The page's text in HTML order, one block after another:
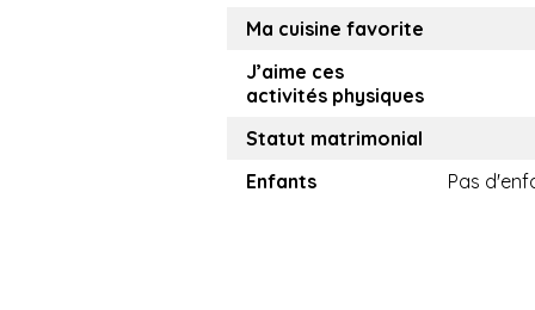
Ma cuisine favorite
J’aime ces
activités physiques
Statut matrimonial
Enfants
Pas